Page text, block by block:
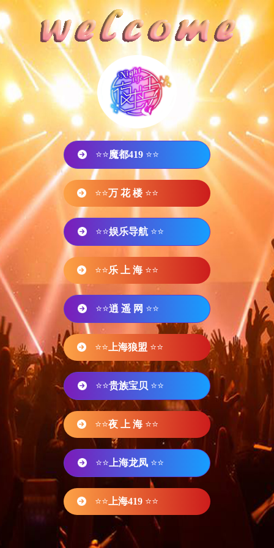
⭐⭐魔都419 ⭐⭐
⭐⭐万 花 楼 ⭐⭐
⭐⭐娱乐导航 ⭐⭐
⭐⭐乐 上 海 ⭐⭐
⭐⭐逍 遥 网 ⭐⭐
⭐⭐ 上海狼盟 ⭐⭐
⭐⭐贵族宝贝 ⭐⭐
⭐⭐夜 上 海 ⭐⭐
⭐⭐ 上海龙凤 ⭐⭐
⭐⭐ 上海419 ⭐⭐